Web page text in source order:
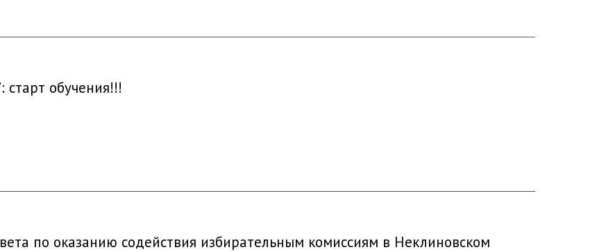
обучения!!!
по оказанию содействия избирательным комиссиям в Неклиновском